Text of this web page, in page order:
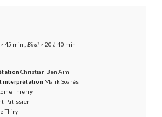
> 45 min ; Bird! > 20 à 40 min
Christian Ben Aïm
interprétation Malik Soarès
Thierry
Patissier
Thiry